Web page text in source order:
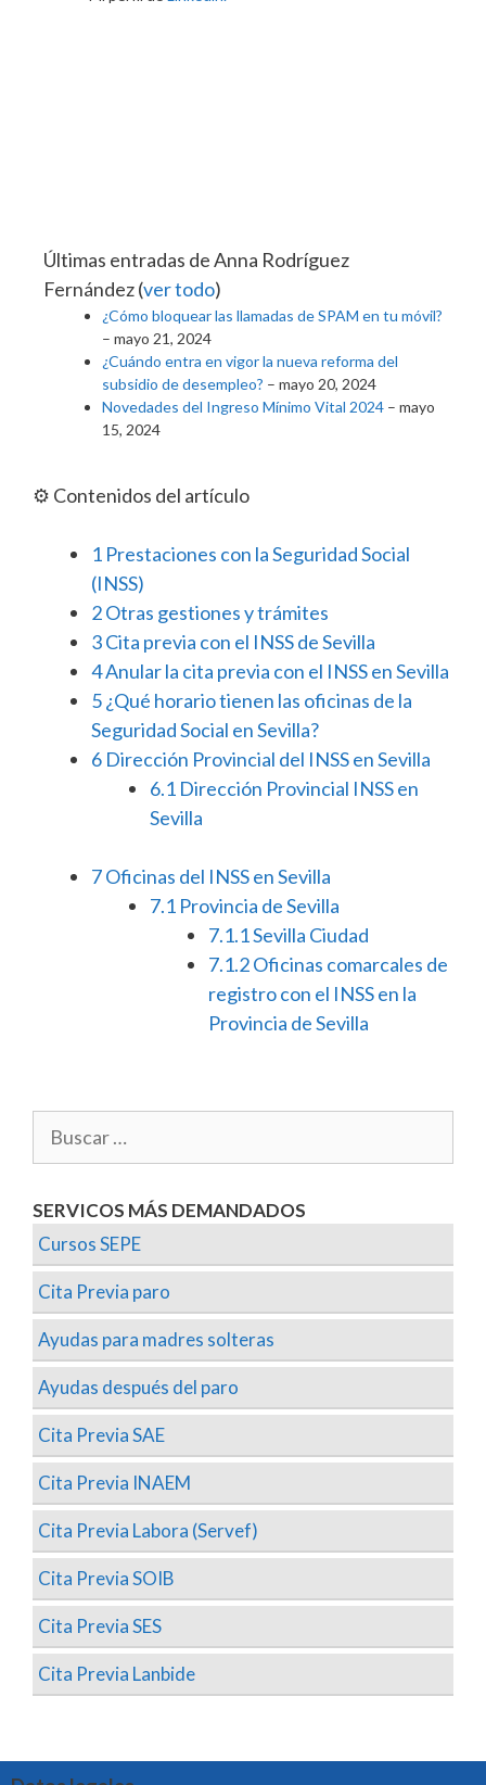
Últimas entradas de Anna Rodríguez
Fernández(ver todo)
¿Cómo bloquear las llamadas de SPAM en tu móvil?
– mayo 21, 2024
¿Cuándo entra en vigor la nueva reforma del
subsidio de desempleo? – mayo 20, 2024
Novedades del Ingreso Mínimo Vital 2024 – mayo
15, 2024
⚙️ Contenidos del artículo
1 Prestaciones con la Seguridad Social
(INSS)
2Otras gestiones y trámites
3Cita previa con el INSS de Sevilla
4Anular la cita previa con el INSS en Sevilla
5¿Qué horario tienen las oficinas de la
Seguridad Social en Sevilla?
6 Dirección Provincial del INSS en Sevilla
6.1 Dirección Provincial INSS en
Sevilla
7Oficinas del INSS en Sevilla
7.1 Provincia de Sevilla
7.1.1Sevilla Ciudad
7.1.2Oficinas comarcales de
registro con el INSS en la
Provincia de Sevilla
SERVICOS MÁS DEMANDADOS
Cursos SEPE
Cita Previa paro
Ayudas para madres solteras
Ayudas después del paro
Cita Previa SAE
Cita Previa INAEM
Cita Previa Labora (Servef)
Cita Previa SOIB
Cita Previa SES
Cita Previa Lanbide